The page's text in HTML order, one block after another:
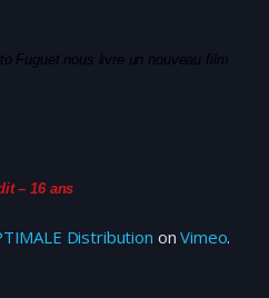
Fuguet nous livre un nouveau film
– 16 ans
Distribution onVimeo.